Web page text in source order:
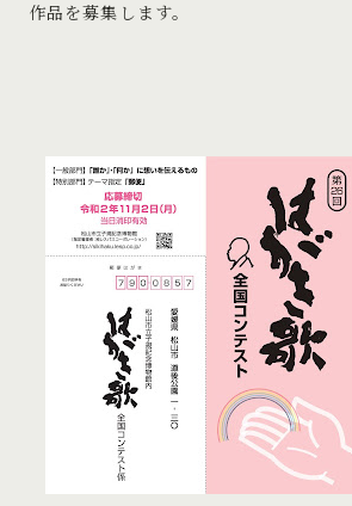
作品を募集します。